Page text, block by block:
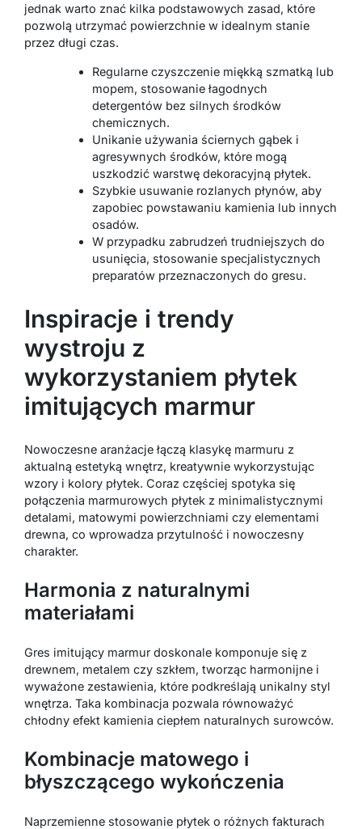
jednak warto znać kilka podstawowych zasad, które
pozwolą utrzymać powierzchnie w idealnym stanie
przez długi czas.
Regularne czyszczenie miękką szmatką lub
mopem, stosowanie łagodnych
detergentów bez silnych środków
chemicznych.
Unikanie używania ściernych gąbek i
agresywnych środków, które mogą
uszkodzić warstwę dekoracyjną płytek.
Szybkie usuwanie rozlanych płynów, aby
zapobiec powstawaniu kamienia lub innych
osadów.
W przypadku zabrudzeń trudniejszych do
usunięcia, stosowanie specjalistycznych
preparatów przeznaczonych do gresu.
Inspiracje i trendy
wystroju z
wykorzystaniem płytek
imitujących marmur
Nowoczesne aranżacje łączą klasykę marmuru z
aktualną estetyką wnętrz, kreatywnie wykorzystując
wzory i kolory płytek. Coraz częściej spotyka się
połączenia marmurowych płytek z minimalistycznymi
detalami, matowymi powierzchniami czy elementami
drewna, co wprowadza przytulność i nowoczesny
charakter.
Harmonia z naturalnymi
materiałami
Gres imitujący marmur doskonale komponuje się z
drewnem, metalem czy szkłem, tworząc harmonijne i
wyważone zestawienia, które podkreślają unikalny styl
wnętrza. Taka kombinacja pozwala równoważyć
chłodny efekt kamienia ciepłem naturalnych surowców.
Kombinacje matowego i
błyszczącego wykończenia
Naprzemienne stosowanie płytek o różnych fakturach